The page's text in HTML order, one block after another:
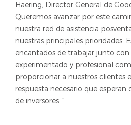
Haering, Director General de
Queremos avanzar por este
nuestra red de asistencia
nuestras principales prioridades.
encantados de trabajar junto con
experimentado y profesional
proporcionar a nuestros clientes
respuesta necesario que
de inversores. "